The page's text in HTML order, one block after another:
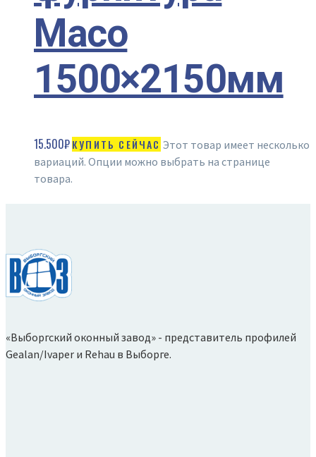
Maco
1500×2150мм
15.500₽КУПИТЬ СЕЙЧАС Этот товар имеет несколько
вариаций. Опции можно выбрать на странице
товара.
«Выборгский оконный завод» - представитель профилей
Gealan/Ivaper и Rehau в Выборге.